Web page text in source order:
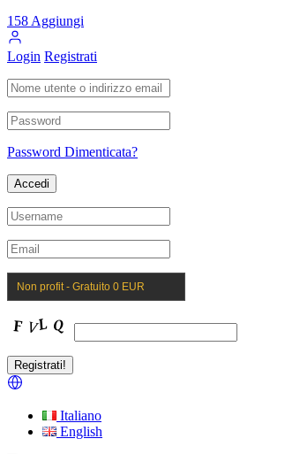
158Aggiungi
Login Registrati
Password Dimenticata?
Non profit - Gratuito 0 EUR
Italiano
English